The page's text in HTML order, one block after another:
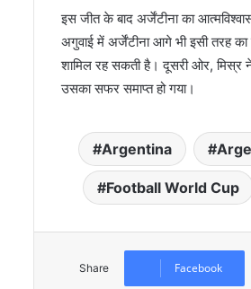
इस जीत के बाद अर्जेंटीना का
अगुवाई में अर्जेंटीना आगे भी इसी तरह का
शामिल रह सकती है। दूसरी ओर, मिस्र
उसका सफर समाप्त हो गया।
Argentina
Football World Cup
Share Facebook